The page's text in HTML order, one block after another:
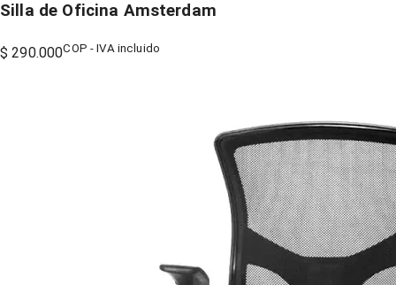
Silla de Oficina Amsterdam
$ 290.000COP - IVA incluido